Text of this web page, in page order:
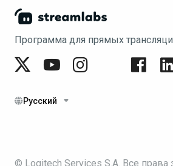
Программа для прямых
Русский
© Logitech Services S.A. Все